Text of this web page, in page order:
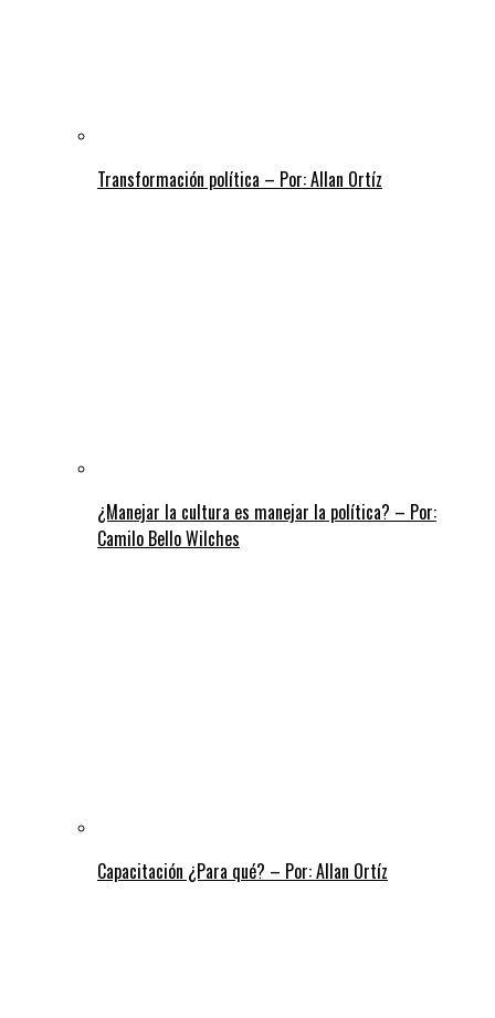
Transformación política – Por: Allan Ortíz
¿Manejar la cultura es manejar la política? – Por:
Camilo Bello Wilches
Capacitación ¿Para qué? – Por: Allan Ortíz